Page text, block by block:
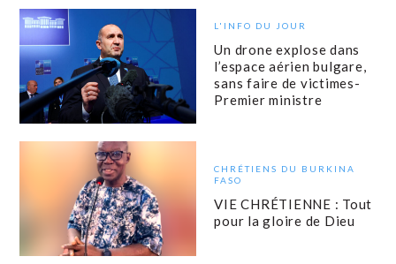
L'INFO DU JOUR
Un drone explose dans
l’espace aérien bulgare,
sans faire de victimes-
Premier ministre
CHRÉTIENS DU BURKINA
FASO
VIE CHRÉTIENNE : Tout
pour la gloire de Dieu